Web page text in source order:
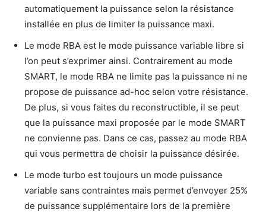
automatiquement la puissance selon la résistance
installée en plus de limiter la puissance maxi.
Le mode RBA est le mode puissance variable libre si
l’on peut s’exprimer ainsi. Contrairement au mode
SMART, le mode RBA ne limite pas la puissance ni ne
propose de puissance ad-hoc selon votre résistance.
De plus, si vous faites du reconstructible, il se peut
que la puissance maxi proposée par le mode SMART
ne convienne pas. Dans ce cas, passez au mode RBA
qui vous permettra de choisir la puissance désirée.
Le mode turbo est toujours un mode puissance
variable sans contraintes mais permet d’envoyer 25%
de puissance supplémentaire lors de la première